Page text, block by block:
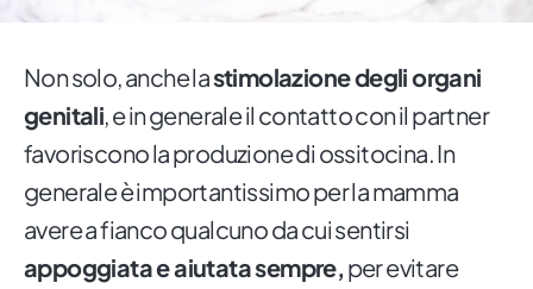
Non solo, anche lastimolazione degli organi
genitali, e in generale il contatto con il partner
favoriscono la produzione di ossitocina. In
generale è importantissimo per la mamma
avere a fianco qualcuno da cui sentirsi
appoggiata e aiutata sempre, per evitare